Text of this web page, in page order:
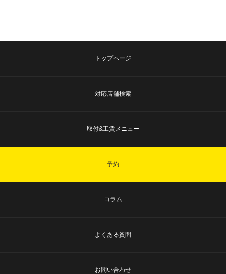
トップページ
対応店舗検索
取付&工賃メニュー
予約
コラム
よくある質問
お問い合わせ